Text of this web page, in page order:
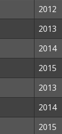
2012
2013
2014
2015
2013
2014
2015